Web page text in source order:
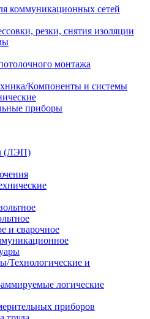
коммуникационных сетей
резки, снятия изоляции
монтажа
Компоненты и системы
приборы
(ЛЭП)
и сварочное
Технологические и
логические
приборов